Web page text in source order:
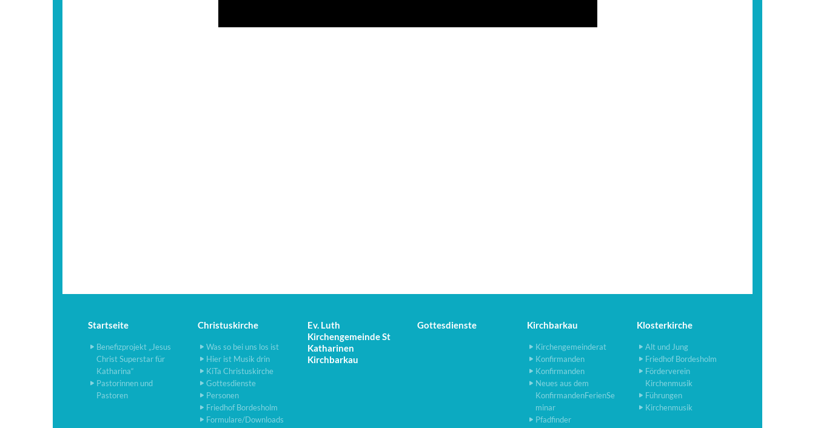
Startseite
Benefizprojekt „Jesus
Christ Superstar für
Katharina“
Pastorinnen und
Pastoren
Christuskirche
Was so bei uns los ist
Hier ist Musik drin
KiTa Christuskirche
Gottesdienste
Personen
Friedhof Bordesholm
Formulare/Downloads
Ev. Luth
Kirchengemeinde St
Katharinen
Kirchbarkau
Gottesdienste Kirchbarkau
Kirchengemeinderat
Konfirmanden
Konfirmanden
Neues aus dem
KonfirmandenFerienSe
minar
Pfadfinder
Klosterkirche
Alt und Jung
Friedhof Bordesholm
Förderverein
Kirchenmusik
Führungen
Kirchenmusik